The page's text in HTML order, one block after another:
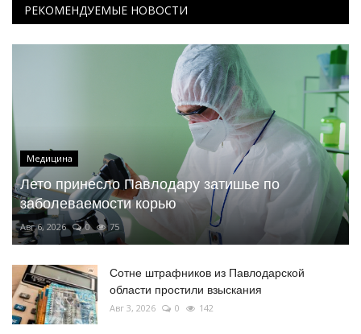
РЕКОМЕНДУЕМЫЕ НОВОСТИ
Медицина
Лето принесло Павлодару затишье по
заболеваемости корью
Авг 6, 2026 0 75
Сотне штрафников из Павлодарской
области простили взыскания
Авг 3, 2026 0 142